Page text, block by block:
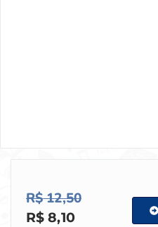
R$12,50
R$ 8,10